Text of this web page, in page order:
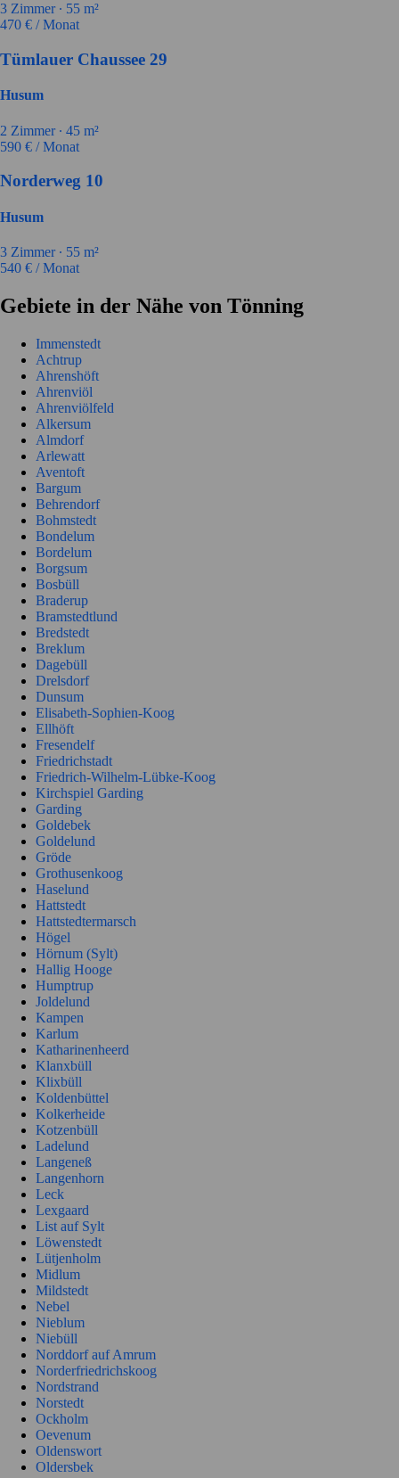
3 Zimmer ∙ 55 m²
470 € / Monat
Tümlauer Chaussee 29
Husum
2 Zimmer ∙ 45 m²
590 € / Monat
Norderweg 10
Husum
3 Zimmer ∙ 55 m²
540 € / Monat
Gebiete in der Nähe von Tönning
Immenstedt
Achtrup
Ahrenshöft
Ahrenviöl
Ahrenviölfeld
Alkersum
Almdorf
Arlewatt
Aventoft
Bargum
Behrendorf
Bohmstedt
Bondelum
Bordelum
Borgsum
Bosbüll
Braderup
Bramstedtlund
Bredstedt
Breklum
Dagebüll
Drelsdorf
Dunsum
Elisabeth-Sophien-Koog
Ellhöft
Fresendelf
Friedrichstadt
Friedrich-Wilhelm-Lübke-Koog
Kirchspiel Garding
Garding
Goldebek
Goldelund
Gröde
Grothusenkoog
Haselund
Hattstedt
Hattstedtermarsch
Högel
Hörnum (Sylt)
Hallig Hooge
Humptrup
Joldelund
Kampen
Karlum
Katharinenheerd
Klanxbüll
Klixbüll
Koldenbüttel
Kolkerheide
Kotzenbüll
Ladelund
Langeneß
Langenhorn
Leck
Lexgaard
List auf Sylt
Löwenstedt
Lütjenholm
Midlum
Mildstedt
Nebel
Nieblum
Niebüll
Norddorf auf Amrum
Norderfriedrichskoog
Nordstrand
Norstedt
Ockholm
Oevenum
Oldenswort
Oldersbek